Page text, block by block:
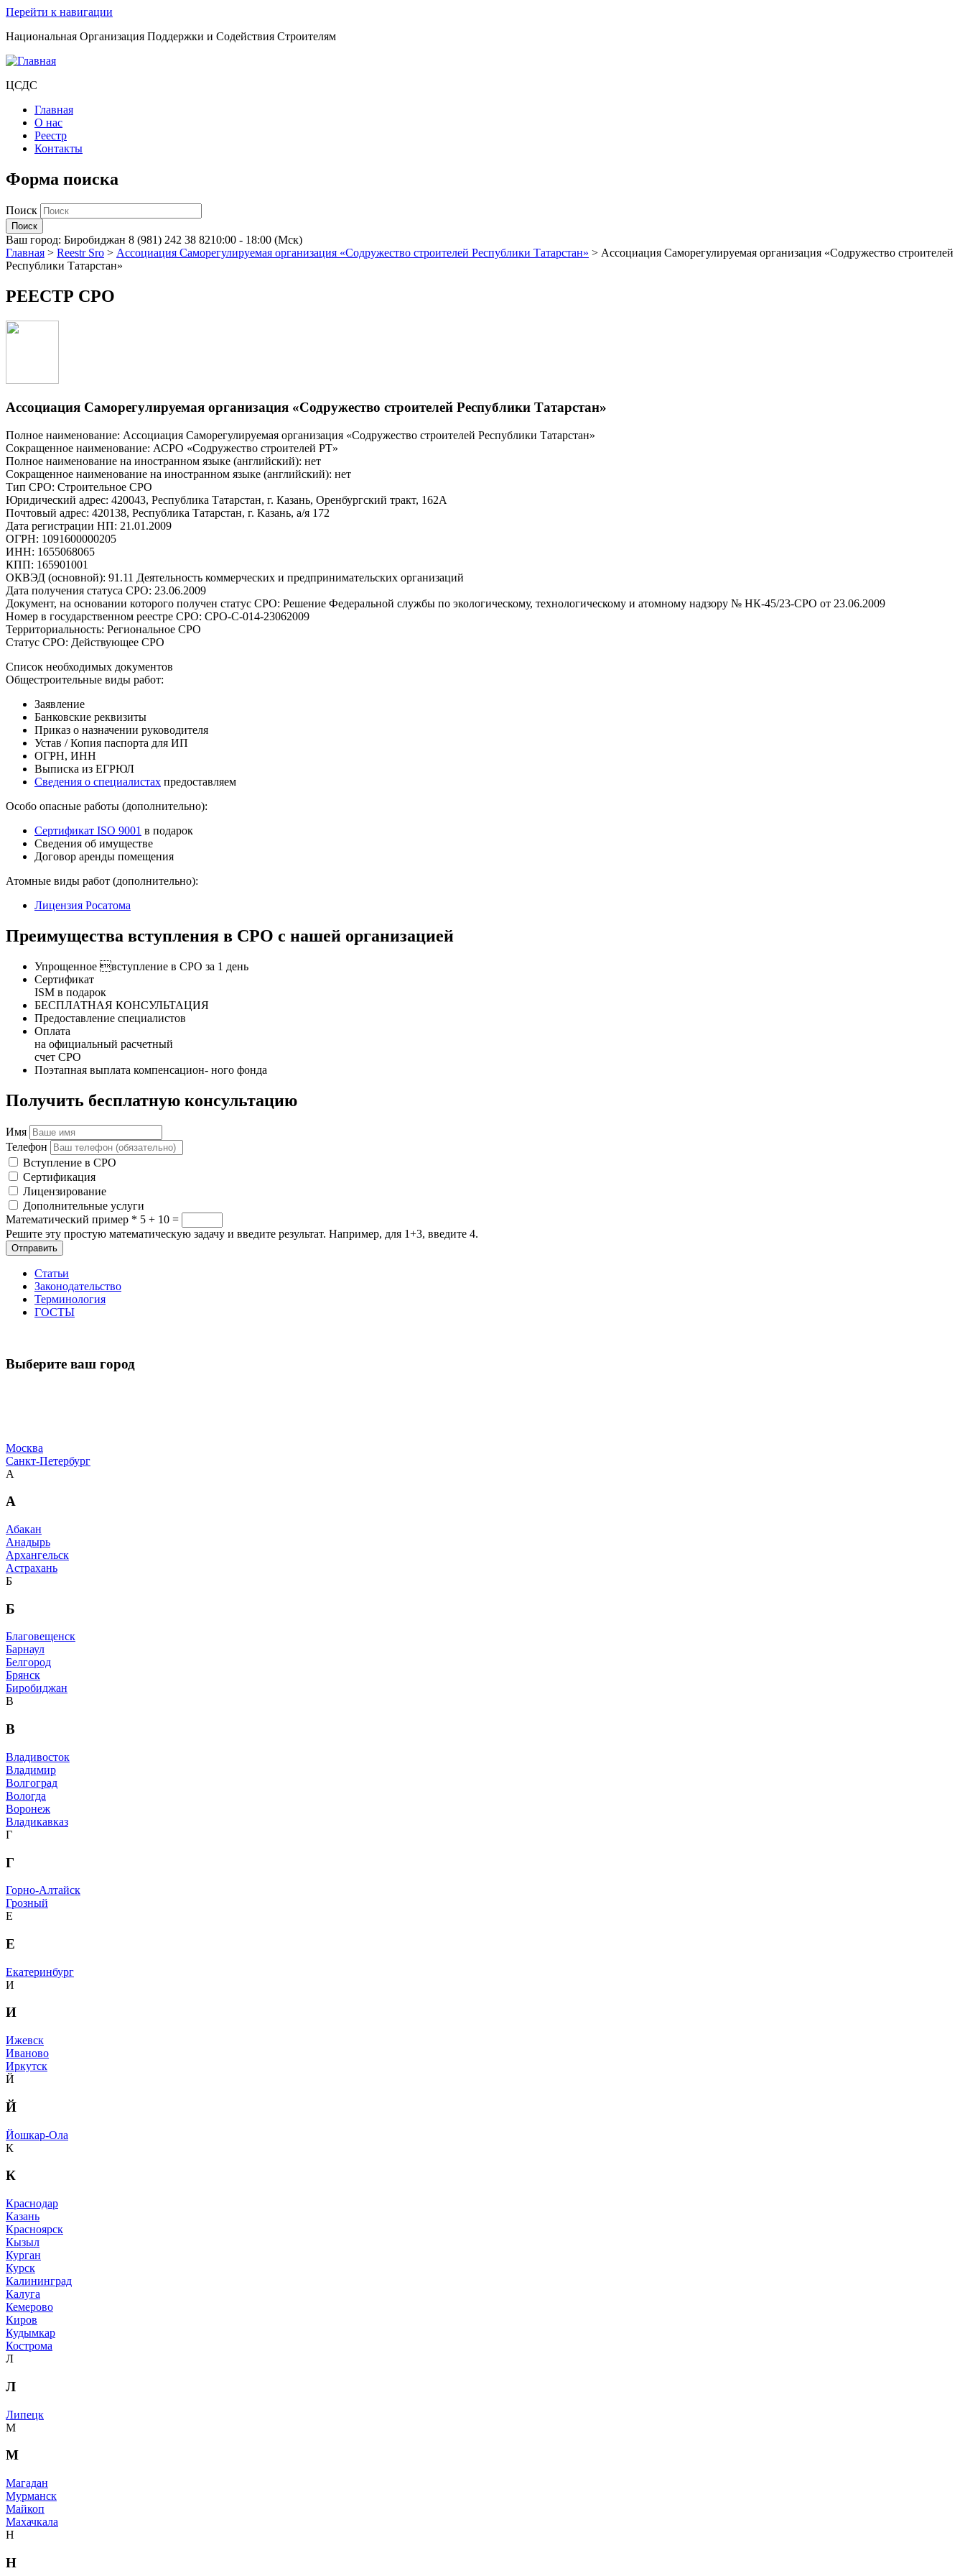
Перейти к навигации
Национальная Организация Поддержки и Содействия Строителям
ЦСДС
Главная
О нас
Реестр
Контакты
Форма поиска
Поиск
Ваш город: Биробиджан 8 (981) 242 38 8210:00 - 18:00 (Мск)
Главная > Reestr Sro > Ассоциация Саморегулируемая организация «Содружество строителей Республики Татарстан» > Ассоциация Саморегулируемая организация «Содружество строителей
Республики Татарстан»
РЕЕСТР СРО
Ассоциация Саморегулируемая организация «Содружество строителей Республики Татарстан»
Полное наименование: Ассоциация Саморегулируемая организация «Содружество строителей Республики Татарстан»
Сокращенное наименование: АСРО «Содружество строителей РТ»
Полное наименование на иностранном языке (английский): нет
Сокращенное наименование на иностранном языке (английский): нет
Тип СРО: Строительное СРО
Юридический адрес: 420043, Республика Татарстан, г. Казань, Оренбургский тракт, 162А
Почтовый адрес: 420138, Республика Татарстан, г. Казань, а/я 172
Дата регистрации НП: 21.01.2009
ОГРН: 1091600000205
ИНН: 1655068065
КПП: 165901001
ОКВЭД (основной): 91.11 Деятельность коммерческих и предпринимательских организаций
Дата получения статуса СРО: 23.06.2009
Документ, на основании которого получен статус СРО: Решение Федеральной службы по экологическому, технологическому и атомному надзору № НК-45/23-СРО от 23.06.2009
Номер в государственном реестре СРО: СРО-С-014-23062009
Территориальность: Региональное СРО
Статус СРО: Действующее СРО
Список необходимых документов
Общестроительные виды работ:
Заявление
Банковские реквизиты
Приказ о назначении руководителя
Устав / Копия паспорта для ИП
ОГРН, ИНН
Выписка из ЕГРЮЛ
Сведения о специалистах предоставляем
Особо опасные работы (дополнительно):
Сертификат ISO 9001 в подарок
Сведения об имуществе
Договор аренды помещения
Атомные виды работ (дополнительно):
Лицензия Росатома
Преимущества вступления в СРО с нашей организацией
Упрощенное вступление в СРО за 1 день
Сертификат
ISM в подарок
БЕСПЛАТНАЯ КОНСУЛЬТАЦИЯ
Предоставление специалистов
Оплата
на официальный расчетный
счет СРО
Поэтапная выплата компенсацион- ного фонда
Получить бесплатную консультацию
Имя
Телефон
Вступление в СРО
Сертификация
Лицензирование
Дополнительные услуги
Математический пример * 5 + 10 =
Решите эту простую математическую задачу и введите результат. Например, для 1+3, введите 4.
Отправить
Статьи
Законодательство
Терминология
ГОСТЫ
Выберите ваш город
Москва
Санкт-Петербург
А
А
Абакан
Анадырь
Архангельск
Астрахань
Б
Б
Благовещенск
Барнаул
Белгород
Брянск
Биробиджан
В
В
Владивосток
Владимир
Волгоград
Вологда
Воронеж
Владикавказ
Г
Г
Горно-Алтайск
Грозный
Е
Е
Екатеринбург
И
И
Ижевск
Иваново
Иркутск
Й
Й
Йошкар-Ола
К
К
Краснодар
Казань
Красноярск
Кызыл
Курган
Курск
Калининград
Калуга
Кемерово
Киров
Кудымкар
Кострома
Л
Л
Липецк
М
М
Магадан
Мурманск
Майкоп
Махачкала
Н
Н